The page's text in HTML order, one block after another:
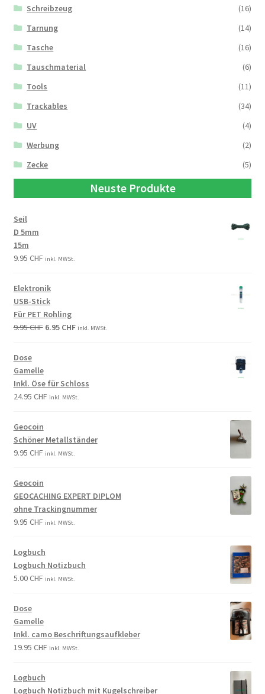
Schreibzeug
(16)
Tarnung
(14)
Tasche
(16)
Tauschmaterial
(6)
Tools
(11)
Trackables
(34)
UV
(4)
Werbung
(2)
Zecke
(5)
Neuste Produkte
Seil
D 5mm
15m
9.95 CHF inkl. MWSt.
Elektronik
USB-Stick
Für PET Rohling
9.95CHF 6.95 CHF inkl. MWSt.
Dose
Gamelle
Inkl. Öse für Schloss
24.95 CHF inkl. MWSt.
Geocoin
Schöner Metallständer
9.95 CHF inkl. MWSt.
Geocoin
GEOCACHING EXPERT DIPLOM
ohne Trackingnummer
9.95 CHF inkl. MWSt.
Logbuch
Logbuch Notizbuch
5.00CHF inkl. MWSt.
Dose
Gamelle
Inkl. camo Beschriftungsaufkleber
19.95 CHF inkl. MWSt.
Logbuch
Logbuch Notizbuch mit Kugelschreiber